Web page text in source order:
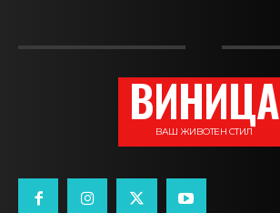
ВИНИЦА
ВАШ ЖИВОТЕН СТИЛ